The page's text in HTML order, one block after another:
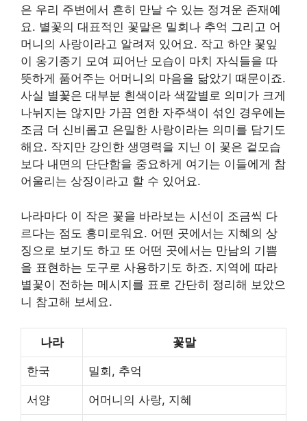
은 우리 주변에서 흔히 만날 수 있는 정겨운 존재예
요. 별꽃의 대표적인 꽃말은 밀회나 추억 그리고 어
머니의 사랑이라고 알려져 있어요. 작고 하얀 꽃잎
이 옹기종기 모여 피어난 모습이 마치 자식들을 따
뜻하게 품어주는 어머니의 마음을 닮았기 때문이죠.
사실 별꽃은 대부분 흰색이라 색깔별로 의미가 크게
나뉘지는 않지만 가끔 연한 자주색이 섞인 경우에는
조금 더 신비롭고 은밀한 사랑이라는 의미를 담기도
해요. 작지만 강인한 생명력을 지닌 이 꽃은 겉모습
보다 내면의 단단함을 중요하게 여기는 이들에게 참
어울리는 상징이라고 할 수 있어요.
나라마다 이 작은 꽃을 바라보는 시선이 조금씩 다
르다는 점도 흥미로워요. 어떤 곳에서는 지혜의 상
징으로 보기도 하고 또 어떤 곳에서는 만남의 기쁨
을 표현하는 도구로 사용하기도 하죠. 지역에 따라
별꽃이 전하는 메시지를 표로 간단히 정리해 보았으
니 참고해 보세요.
나라 꽃말
한국 밀회, 추억
서양 어머니의 사랑, 지혜